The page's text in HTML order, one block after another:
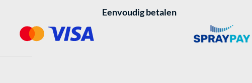
Eenvoudig betalen